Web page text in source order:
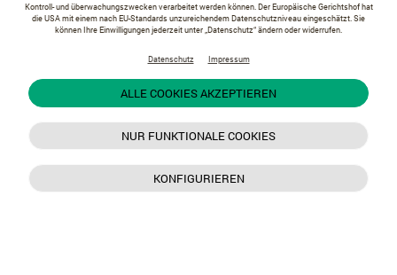
Kontroll- und überwachungszwecken verarbeitet werden können. Der Europäische Gerichtshof hat
die USA mit einem nach EU-Standards unzureichendem Datenschutzniveau eingeschätzt. Sie
können Ihre Einwilligungen jederzeit unter „Datenschutz“ ändern oder widerrufen.
Datenschutz Impressum
ALLE COOKIES AKZEPTIEREN
NUR FUNKTIONALE COOKIES
KONFIGURIEREN